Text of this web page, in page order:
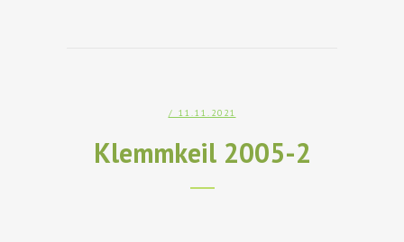
/ 11.11.2021
Klemmkeil 2005-2